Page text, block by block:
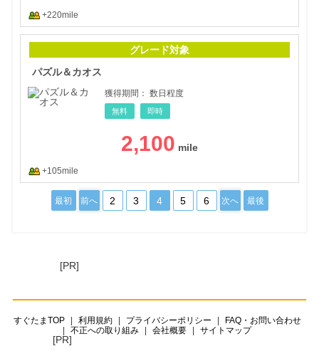
+220mile
グレード対象
パズル＆カオス
獲得期間： 数日程度
無料 即時
2,100
+105mile
最初 前へ 2 3 4 5 6 次へ 最後
[PR]
すぐたまTOP 利用規約 プライバシーポリシー
FAQ・お問い合わせ
不正への取り組み
会社概要 サイトマップ
[PR]